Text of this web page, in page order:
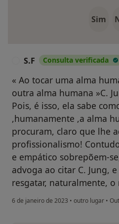
Sim
S.F Consulta verificada
« Ao tocar uma alma
outra alma humana »C.
Pois, é isso, ela sabe
,humanamente ,a alma
procuram, claro que lhe
profissionalismo!
e empático sobrepõem-
advoga ao citar C. Jung,
resgatar, naturalmente,
6 de janeiro de 2023 • outro lugar •